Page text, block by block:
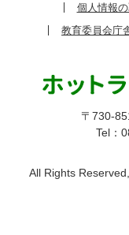
個人情報
教育委員会庁
〒730-
Tel：
All Rights